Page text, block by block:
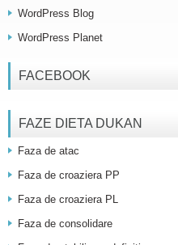
WordPress Blog
WordPress Planet
FACEBOOK
FAZE DIETA DUKAN
Faza de atac
Faza de croaziera PP
Faza de croaziera PL
Faza de consolidare